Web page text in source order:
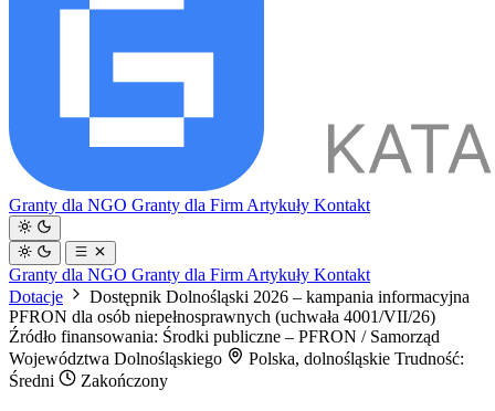
Granty dla NGO Granty dla Firm Artykuły Kontakt
Granty dla NGO Granty dla Firm Artykuły Kontakt
Dotacje
Dostępnik Dolnośląski 2026 – kampania informacyjna
PFRON dla osób niepełnosprawnych (uchwała 4001/VII/26)
Źródło finansowania: Środki publiczne – PFRON / Samorząd
Województwa Dolnośląskiego
Polska, dolnośląskie Trudność:
Średni
Zakończony